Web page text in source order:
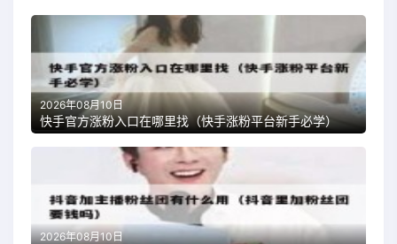
2026年08月10日
快手官方涨粉入口在哪里找（快手涨粉平台新手必学）
2026年08月10日